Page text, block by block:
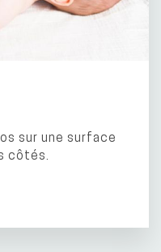
sur une surface
côtés.